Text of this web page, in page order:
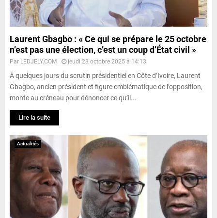
Laurent Gbagbo : « Ce qui se prépare le 25 octobre
n’est pas une élection, c’est un coup d’État civil »
Par LEDJELY.COM jeudi 23 octobre 2025 à 14:13
À quelques jours du scrutin présidentiel en Côte d’Ivoire, Laurent
Gbagbo, ancien président et figure emblématique de l’opposition,
monte au créneau pour dénoncer ce qu’il...
Lire la suite
Actualités